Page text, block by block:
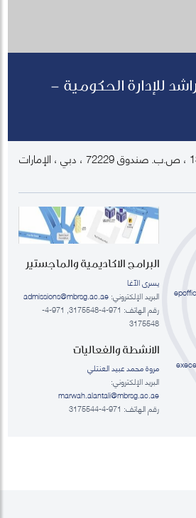
للإدارة الحكومية -
برج المؤتمرات ، الطابق 13 ، ص.ب. صندوق 72229 ، دبي ، الإمارات
البرامج الاكاديمية والماجستير
يسرى الآغا
البريد الإلكتروني: admissions@mbrsg.ac.ae
رقم الهاتف: 971-4-3175548, 971-4-
3175548
الانشطة والفعاليات
مروة محمد عبيد العنتلي
البريد الإلكتروني:
marwah.alantali@mbrsg.ac.ae​
رقم الهاتف: 971-4-3175544